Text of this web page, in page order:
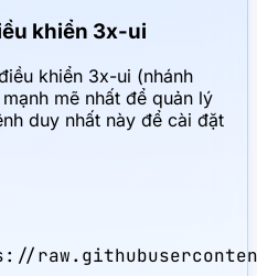
khiển 3x-ui
khiển 3x-ui (nhánh
mẽ nhất để quản lý
duy nhất này để cài đặt